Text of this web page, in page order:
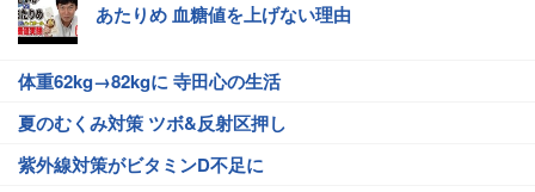
あたりめ 血糖値を上げない理由
体重62kg→82kgに 寺田心の生活
夏のむくみ対策 ツボ&反射区押し
紫外線対策がビタミンD不足に